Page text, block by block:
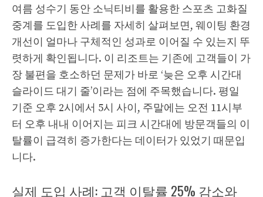
여름 성수기 동안 소닉티비를 활용한 스포츠 고화질
중계를 도입한 사례를 자세히 살펴보면, 웨이팅 환경
개선이 얼마나 구체적인 성과로 이어질 수 있는지 뚜
렷하게 확인됩니다. 이 리조트는 기존에 고객들이 가
장 불편을 호소하던 문제가 바로 ‘늦은 오후 시간대
슬라이드 대기 줄’이라는 점에 주목했습니다. 평일
기준 오후 2시에서 5시 사이, 주말에는 오전 11시부
터 오후 내내 이어지는 피크 시간대에 방문객들의 이
탈률이 급격히 증가한다는 데이터가 있었기 때문입
니다.
실제 도입 사례: 고객 이탈률 25% 감소와